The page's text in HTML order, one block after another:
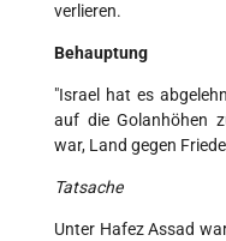
verlieren.
Behauptung
"Israel hat es
auf die Golanhöhen
war, Land gegen
Tatsache
Unter Hafez Assad